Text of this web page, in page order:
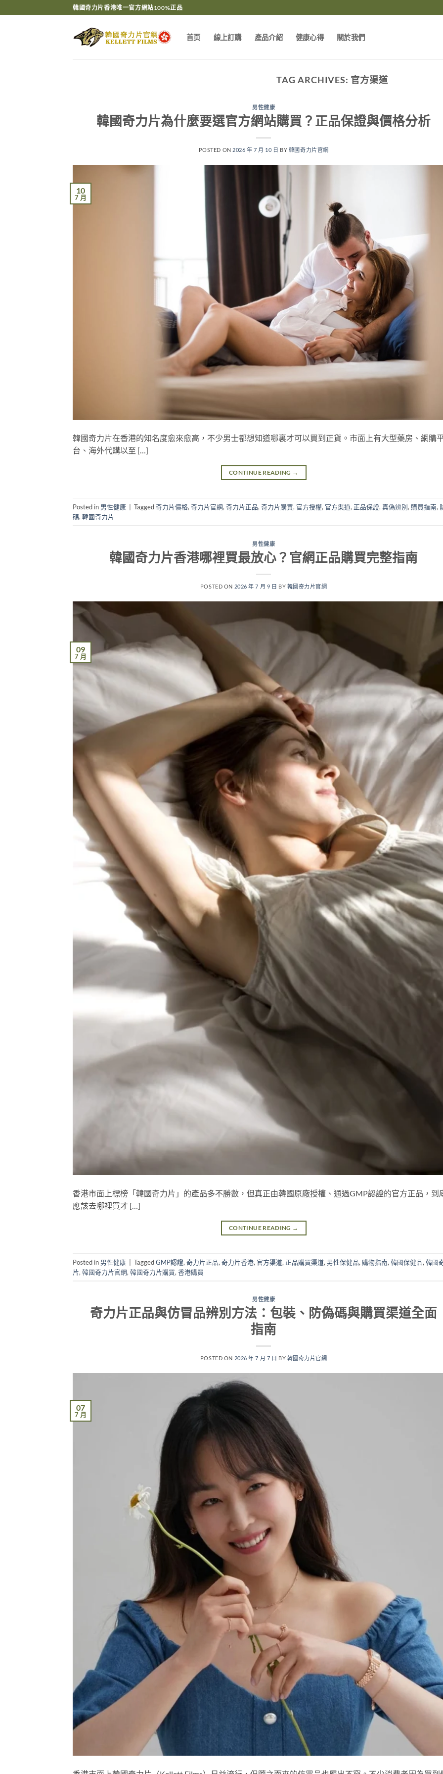
to
韓國奇力片香港唯一官方網站100%正品
首页 線上訂購 產品介紹 健康心得 關於我們
TAG ARCHIVES: 官方渠道
男性健康
韓國奇力片為什麼要選官方網站購買？正品保證與價格分析
POSTED ON 2026 年 7 月 10 日 BY 韓國奇力片官網
10
7 月
韓國奇力片在香港的知名度愈來愈高，不少男士都想知道哪裏才可以買到正貨。市面上有大型藥房、網購
台、海外代購以至 […]
CONTINUE READING →
Posted in 男性健康 Tagged奇力片價格, 奇力片官網, 奇力片正品, 奇力片購買, 官方授權, 官方渠道, 正品保證, 真偽辨別, 購買指南,
碼, 韓國奇力片
男性健康
韓國奇力片香港哪裡買最放心？官網正品購買完整指南
POSTED ON 2026 年 7 月 9 日 BY 韓國奇力片官網
09
7 月
香港市面上標榜「韓國奇力片」的產品多不勝數，但真正由韓國原廠授權、通過GMP認證的官方正品，到
應該去哪裡買才 […]
CONTINUE READING →
Posted in 男性健康 TaggedGMP認證, 奇力片正品, 奇力片香港, 官方渠道, 正品購買渠道, 男性保健品, 購物指南, 韓國保健品, 韓國
片, 韓國奇力片官網, 韓國奇力片購買, 香港購買
男性健康
奇力片正品與仿冒品辨別方法：包裝、防偽碼與購買渠道全面
指南
POSTED ON 2026 年 7 月 7 日 BY 韓國奇力片官網
07
7 月